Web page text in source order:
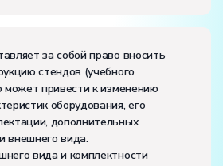
за собой право вносить
стендов (учебного
может привести к изменению
оборудования, его
дополнительных
внешнего вида.
вида и комплектности